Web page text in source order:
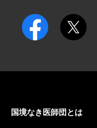
国境なき医師団とは